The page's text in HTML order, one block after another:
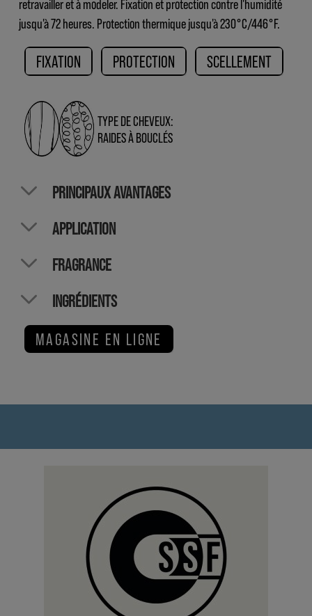
retravailler et à modeler. Fixation et protection contre l'humidité
jusqu'à 72 heures. Protection thermique jusqu'à 230°C/446°F.
FIXATION PROTECTION SCELLEMENT
TYPE DE CHEVEUX:
RAIDES À BOUCLÉS
PRINCIPAUX AVANTAGES
APPLICATION
FRAGRANCE
INGRÉDIENTS
MAGASINE EN LIGNE